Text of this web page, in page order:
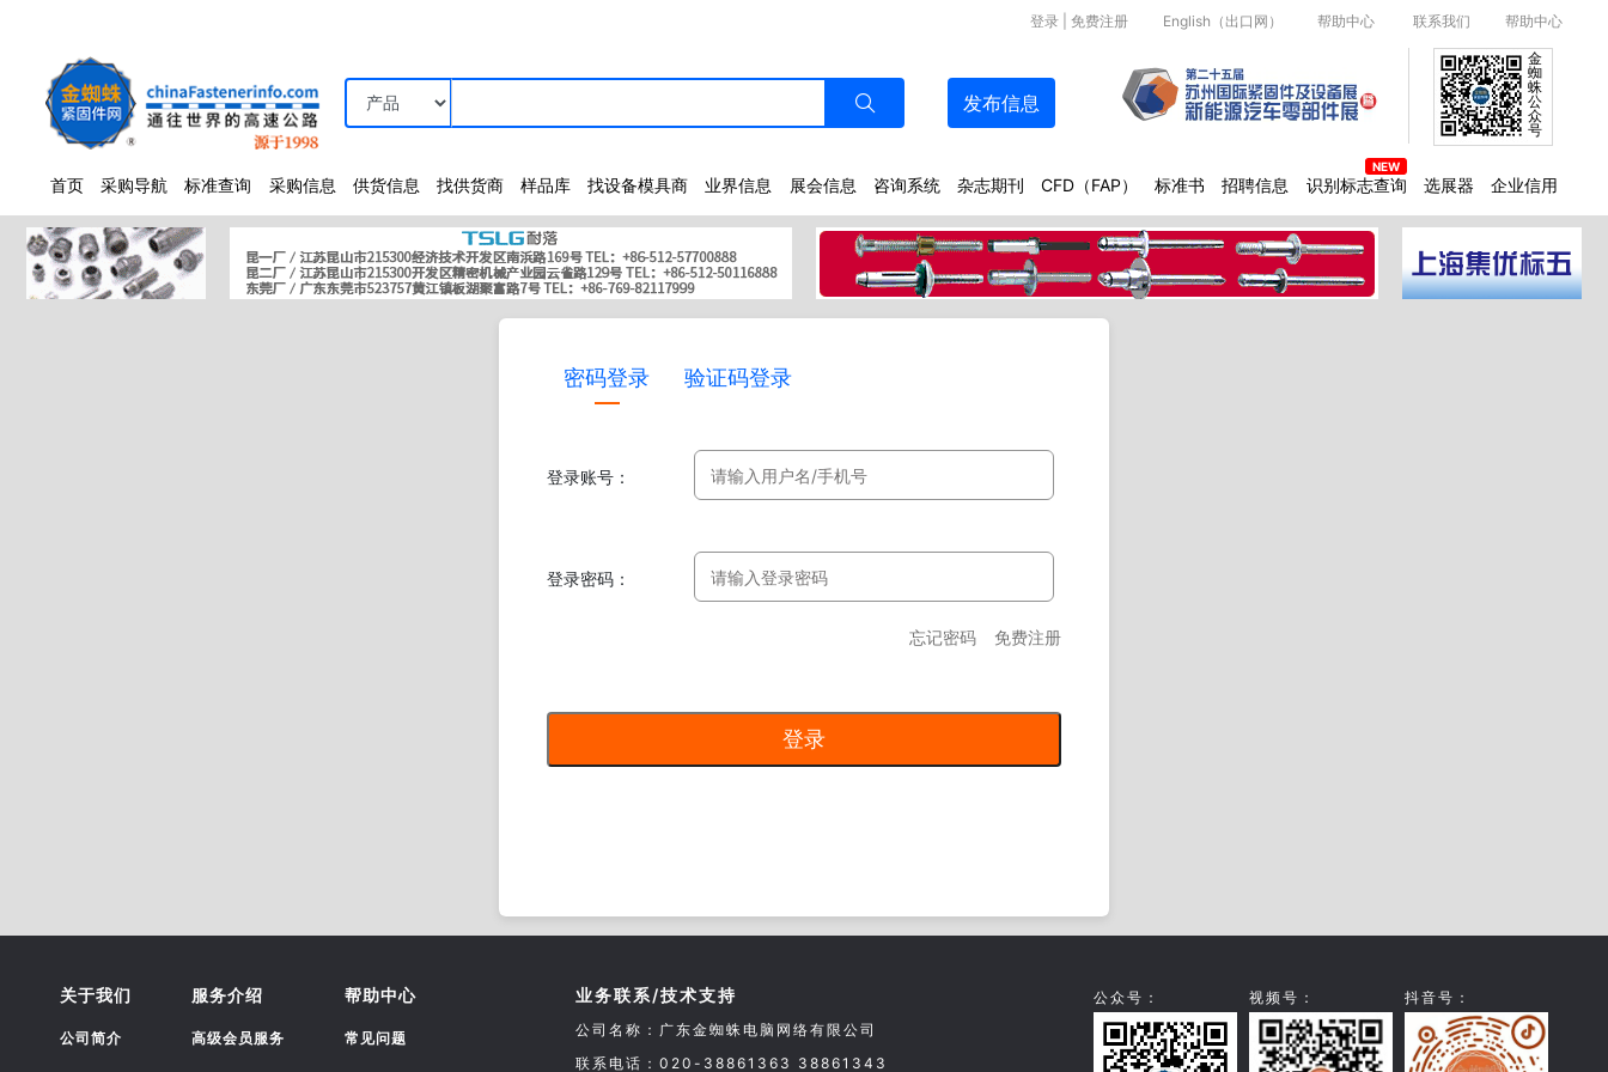
English（出口网） 帮助中心 联系我们 帮助中心
登录 免费注册
发布信息
首页 采购导航 标准查询 采购信息 供货信息 找供货商 样品库 找设备模具商 业界信息 展会信息 咨询系统 杂志期刊 CFD（FAP） 标准书 招聘信息 识别标志查询 选展器 企业信用
金
蜘
蛛
公
众
号
密码登录 验证码登录
登录账号：
登录密码：
忘记密码 免费注册
关于我们
公司简介
服务介绍
高级会员服务
帮助中心
常见问题
业务联系/技术支持
公司名称：广东金蜘蛛电脑网络有限公司
联系电话：020-38861363 38861343
公众号： 视频号： 抖音号：